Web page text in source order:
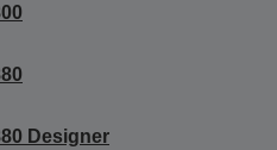
Designer